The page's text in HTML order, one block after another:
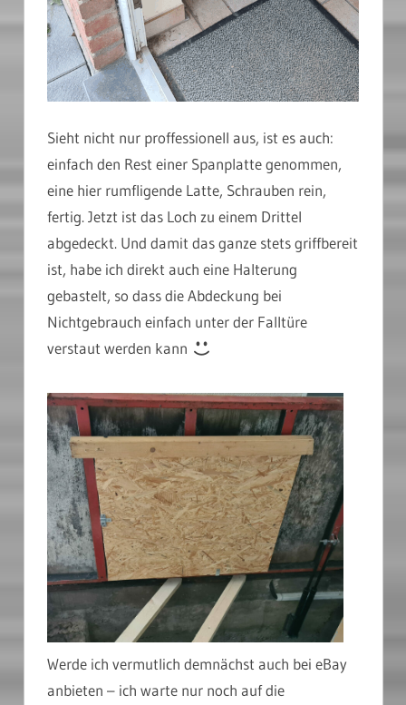
Sieht nicht nur proffessionell aus, ist es auch:
einfach den Rest einer Spanplatte genommen,
eine hier rumfligende Latte, Schrauben rein,
fertig. Jetzt ist das Loch zu einem Drittel
abgedeckt. Und damit das ganze stets griffbereit
ist, habe ich direkt auch eine Halterung
gebastelt, so dass die Abdeckung bei
Nichtgebrauch einfach unter der Falltüre
verstaut werden kann
Werde ich vermutlich demnächst auch bei eBay
anbieten – ich warte nur noch auf die